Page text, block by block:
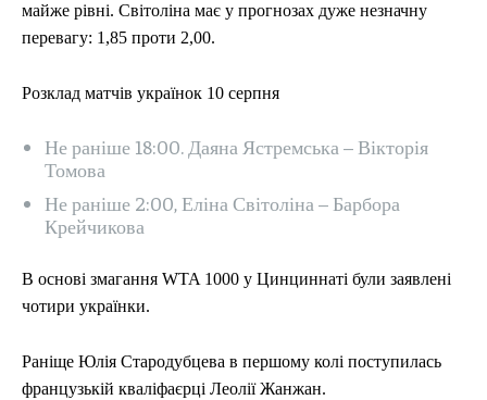
майже рівні. Світоліна має у прогнозах дуже незначну
перевагу: 1,85 проти 2,00.
Розклад матчів українок 10 серпня
Не раніше 18:00. Даяна Ястремська – Вікторія
Томова
Не раніше 2:00, Еліна Світоліна – Барбора
Крейчикова
В основі змагання WTA 1000 у Цинциннаті були заявлені
чотири українки.
Раніще Юлія Стародубцева в першому колі поступилась
французькій кваліфаєрці Леолії Жанжан.